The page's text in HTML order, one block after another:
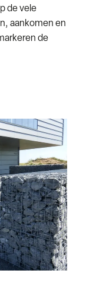
de vele
aankomen en
de